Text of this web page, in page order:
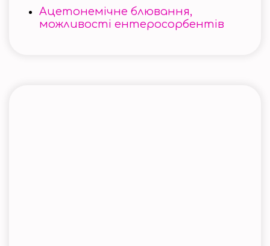
Ацетонемічне блювання,
можливості ентеросорбентів